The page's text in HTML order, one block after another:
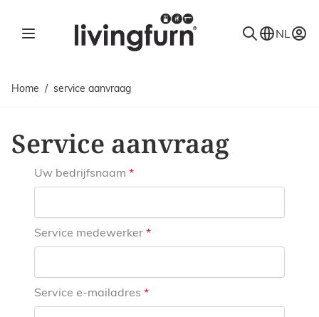
NL
Home / service aanvraag
Service aanvraag
Uw bedrijfsnaam
Service medewerker
Service e-mailadres